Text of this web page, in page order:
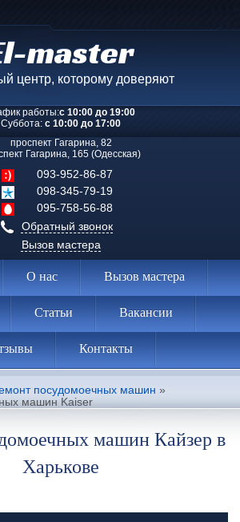
master
центр, которому доверяют
работы:с 10:00 до 19:00
Суббота: с 10:00 до 17:00
проспект Гагарина, 82
Гагарина, 165 (Одесская)
093-952-86-87
098-345-79-19
095-758-56-88
Обратный звонок
Вызов мастера
О нас Вызов мастера
Статьи Вакансии
Контакты
посудомоечных машин »
машин Kaiser
машин Кайзер в
Харькове